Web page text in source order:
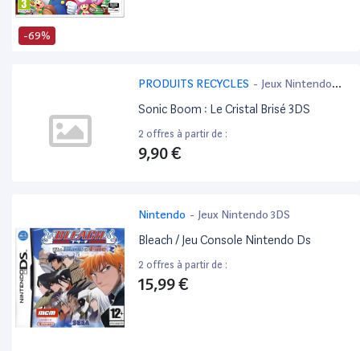
-69%
PRODUITS RECYCLES - Jeux Nintendo
3DS
Sonic Boom : Le Cristal Brisé 3DS
2 offres à partir de :
9,90 €
Nintendo - Jeux Nintendo 3DS
Bleach / Jeu Console Nintendo Ds
2 offres à partir de :
15,99 €